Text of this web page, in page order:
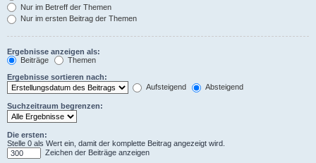
Nur im Betreff der Themen
Nur im ersten Beitrag der Themen
Ergebnisse anzeigen als:
Beiträge
Themen
Ergebnisse sortieren nach:
Aufsteigend
Absteigend
Suchzeitraum begrenzen:
Die ersten:
Stelle 0 als Wert ein, damit der komplette Beitrag angezeigt wird.
Zeichen der Beiträge anzeigen